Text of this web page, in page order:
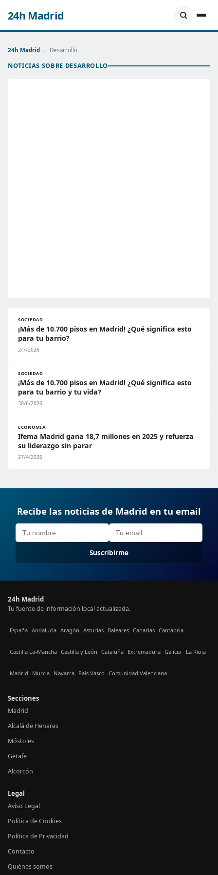
24h Madrid
24h Madrid › Desarrollo
NOTICIAS SOBRE DESARROLLO
SOCIEDAD
¡Más de 10.700 pisos en Madrid! ¿Qué significa esto
para tu barrio?
2/7/2026
SOCIEDAD
¡Más de 10.700 pisos en Madrid! ¿Qué significa esto
para tu barrio y tu vida?
30/6/2026
ECONOMÍA
Ifema Madrid gana 18,7 millones en 2025 y refuerza
su liderazgo sin parar
27/4/2026
Recibe las noticias de Madrid en tu email
Suscribirme
24h Madrid
Tu fuente de información local actualizada.
España Andalucía Aragón Asturias Baleares Canarias Cantabria
Castilla La-Mancha Castilla y León Cataluña Extremadura Galicia La Rioja
Madrid Murcia Navarra País Vasco Comunidad Valenciana
Secciones
Madrid
Alcalá de Henares
Móstoles
Getafe
Alcorcón
Legal
Aviso Legal
Política de Cookies
Política de Privacidad
Contacto
Quiénes somos